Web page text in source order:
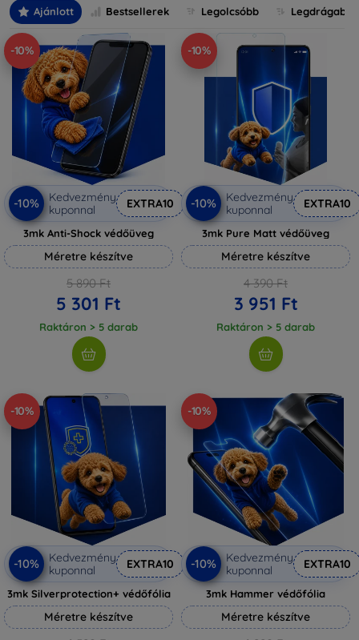
Legyen szó teljes fedésről vagy íves kijelzővédelemről, a
minőséget szem előtt tartva kínálunk megoldásokat
minden eszközre.
Ajánlott Bestsellerek Legolcsóbb Legdrágabb
-10%
-10%
Kedvezmény
kuponnal
EXTRA10
3mk Anti-Shock védőüveg
Méretre készítve
5 890 Ft
5 301 Ft
Raktáron > 5 darab
-10%
-10%
Kedvezmény
kuponnal
EXTRA10
3mk Pure Matt védőüveg
Méretre készítve
4 390 Ft
3 951 Ft
Raktáron > 5 darab
-10%
-10%
Kedvezmény
kuponnal
EXTRA10
3mk Silverprotection+ védőfólia
Méretre készítve
-10%
-10%
Kedvezmény
kuponnal
EXTRA10
3mk Hammer védőfólia
Méretre készítve